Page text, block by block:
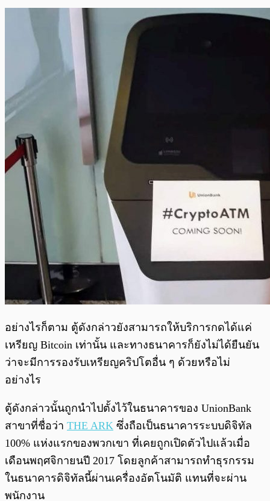
อย่างไรก็ตาม ตู้ดังกล่าวยังสามารถให้บริการกดได้แค่
เหรียญ Bitcoin เท่านั้น และทางธนาคารก็ยังไม่ได้ยืนยัน
ว่าจะมีการรองรับเหรียญคริปโตอื่น ๆ ด้วยหรือไม่
อย่างไร
ตู้ดังกล่าวนั้นถูกนำไปตั้งไว้ในธนาคารของ UnionBank
สาขาที่ชื่อว่า THE ARK ซึ่งถือเป็นธนาคารระบบดิจิทัล
100% แห่งแรกของพวกเขา ที่เคยถูกเปิดตัวไปแล้วเมื่อ
เดือนพฤศจิกายนปี 2017 โดยลูกค้าสามารถทำธุรกรรม
ในธนาคารดิจิทัลนี้ผ่านเครื่องอัตโนมัติ แทนที่จะผ่าน
พนักงาน